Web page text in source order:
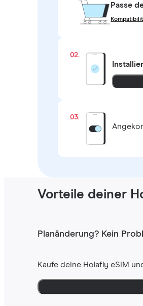
Passe
02.
03.
Vorteile deiner
Planänderung? Kein
Kaufe deine Holafly eSIM